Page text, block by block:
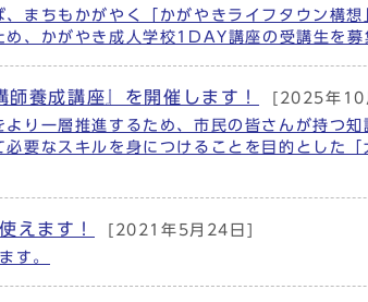
まちもかがやく「かがやきライフタウン構
、かがやき成人学校1DAY講座の受講生を募
師養成講座』を開催します！
[2025年10
り一層推進するため、市民の皆さんが持つ
要なスキルを身につけることを目的とした
えます！
[2021年5月24日]
す。